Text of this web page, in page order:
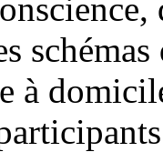
schémas
à